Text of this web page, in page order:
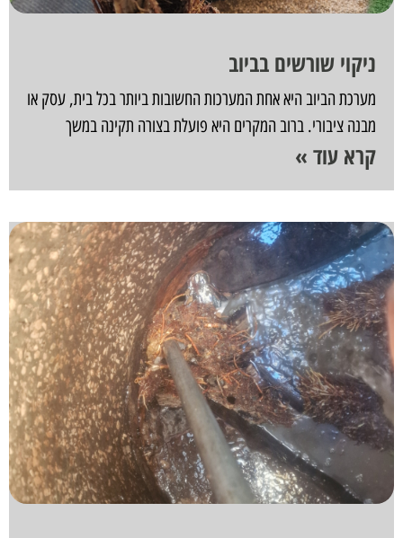
ניקוי שורשים בביוב
מערכת הביוב היא אחת המערכות החשובות ביותר בכל בית, עסק או
מבנה ציבורי. ברוב המקרים היא פועלת בצורה תקינה במשך
קרא עוד »